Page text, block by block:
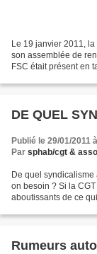
Le 19 janvier 2011,
son assemblée de
FSC était présent en
DE QUEL
Publié le 29/01/2011
Par sphab/cgt &
De quel
on besoin ? Si la
aboutissants de ce
Rumeurs